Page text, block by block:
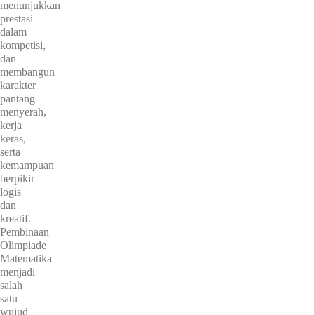
menunjukkan
prestasi
dalam
kompetisi,
dan
membangun
karakter
pantang
menyerah,
kerja
keras,
serta
kemampuan
berpikir
logis
dan
kreatif.
Pembinaan
Olimpiade
Matematika
menjadi
salah
satu
wujud